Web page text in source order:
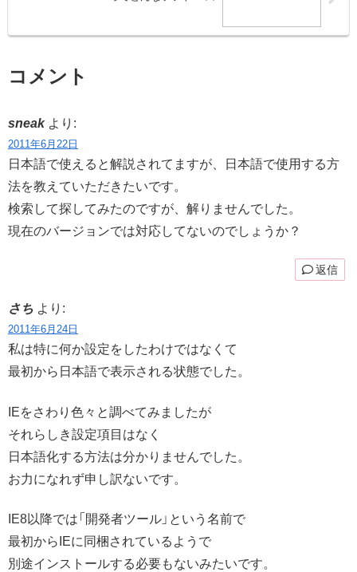
コメント
sneak より:
2011年6月22日
日本語で使えると解説されてますが、日本語で使用する方
法を教えていただきたいです。
検索して探してみたのですが、解りませんでした。
現在のバージョンでは対応してないのでしょうか？
返信
さち より:
2011年6月24日
私は特に何か設定をしたわけではなくて
最初から日本語で表示される状態でした。
IEをさわり色々と調べてみましたが
それらしき設定項目はなく
日本語化する方法は分かりませんでした。
お力になれず申し訳ないです。
IE8以降では「開発者ツール」という名前で
最初からIEに同梱されているようで
別途インストールする必要もないみたいです。